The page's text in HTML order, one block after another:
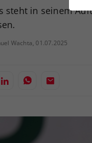
steht in seinem
Wachta, 01.07.2025